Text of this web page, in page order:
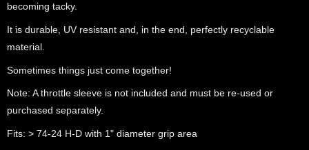
becoming tacky.
It is durable, UV resistant and, in the end, perfectly recyclable
material.
Sometimes things just come together!
Note: A throttle sleeve is not included and must be re-used or
purchased separately.
Fits: > 74-24 H-D with 1" diameter grip area